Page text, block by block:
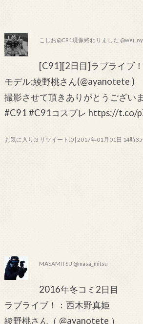
こじお@C91現像終わりました
[C91][2日目]ラブライブ
モデル:綾野桃さん(@ayanotete )
撮影させて頂きありがとうござい
#C91 #C91コスプレ https://t.co/
お気に入り:3 リツイート:0 | 2017年01月01日 14時
MASAMITSU @masa_mitsu
2016年冬コミ2日目
ラブライブ！：西木野真姫
綾野桃さん（ @ayanotete ）